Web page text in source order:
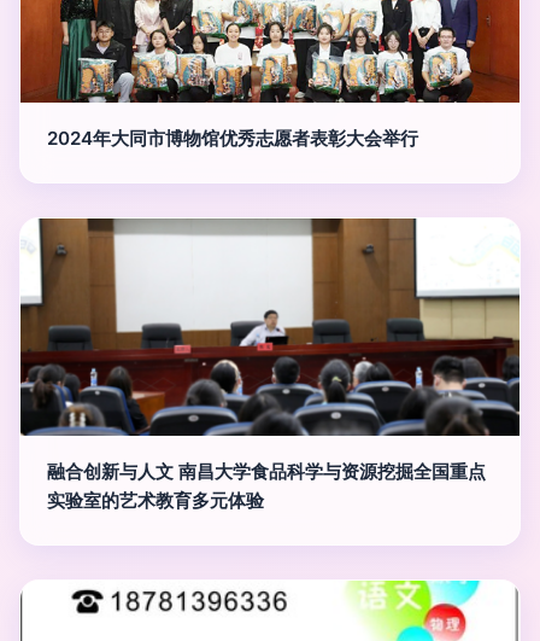
2024年大同市博物馆优秀志愿者表彰大会举行
融合创新与人文 南昌大学食品科学与资源挖掘全国重点
实验室的艺术教育多元体验